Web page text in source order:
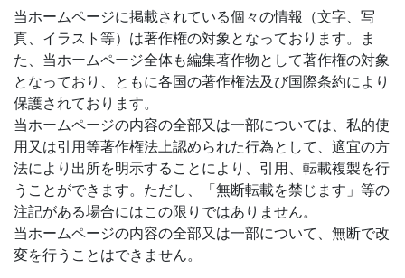
当ホームページに掲載されている個々の情報（文字、写
真、イラスト等）は著作権の対象となっております。ま
た、当ホームページ全体も編集著作物として著作権の対象
となっており、ともに各国の著作権法及び国際条約により
保護されております。
当ホームページの内容の全部又は一部については、私的使
用又は引用等著作権法上認められた行為として、適宜の方
法により出所を明示することにより、引用、転載複製を行
うことができます。ただし、「無断転載を禁じます」等の
注記がある場合にはこの限りではありません。
当ホームページの内容の全部又は一部について、無断で改
変を行うことはできません。